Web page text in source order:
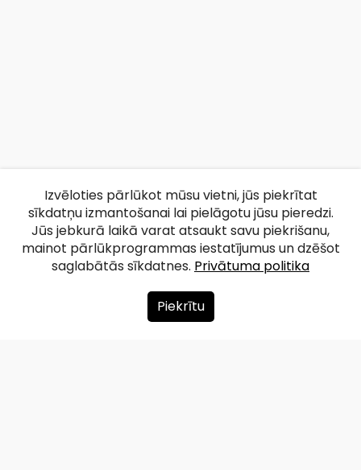
Par mums
Izvēloties pārlūkot mūsu vietni, jūs piekrītat
sīkdatņu izmantošanai lai pielāgotu jūsu pieredzi.
Jūs jebkurā laikā varat atsaukt savu piekrišanu,
mainot pārlūkprogrammas iestatījumus un dzēšot
saglabātās sīkdatnes. Privātuma politika
Piekrītu